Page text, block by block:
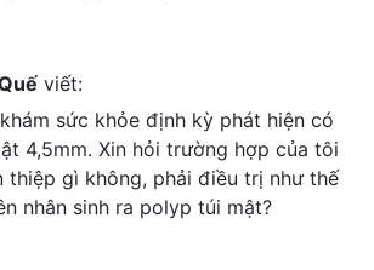
viết:
sức khỏe định kỳ phát hiện có
4,5mm. Xin hỏi trường hợp của tôi
thiệp gì không, phải điều trị như thế
nhân sinh ra polyp túi mật?